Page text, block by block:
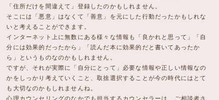
「住所だけを間違えて」登録したのかもしれません。
そこには「悪意」はなくて「善意」を元にした行動だったかもしれな
いと考えることができます。
インターネット上に無数にある様々な情報も「良かれと思って」「自
分には効果的だったから」「読んだ本に効果的だと書いてあったか
ら」というものなのかもしれません。
ですが、それが実際に「自分にとって」必要な情報や正しい情報なの
かをしっかり考えていくこと、取捨選択することが今の時代にはとて
も大切なのかもしれませんね。
心理カウンセリングのなかでも担当するカウンセラーは、ご相談者さ